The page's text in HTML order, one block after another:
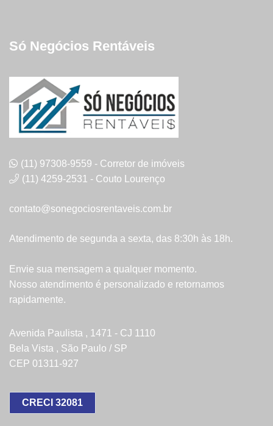
Só Negócios Rentáveis
(11) 97308-9559 - Corretor de imóveis
(11) 4259-2531 - Couto Lourenço
contato@sonegociosrentaveis.com.br
Atendimento de segunda a sexta, das 8:30h às 18h.
Envie sua mensagem a qualquer momento.
Nosso atendimento é personalizado e retornamos
rapidamente.
Avenida Paulista , 1471 - CJ 1110
Bela Vista , São Paulo / SP
CEP 01311-927
CRECI 32081